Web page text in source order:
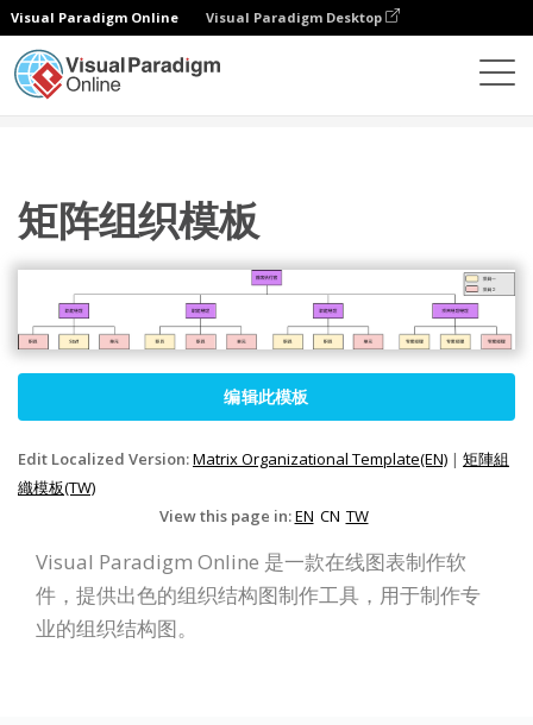
Visual Paradigm Online Visual Paradigm Desktop
矩阵组织模板
编辑此模板
Edit Localized Version:Matrix Organizational Template(EN) | 矩陣組
織模板(TW)
View this page in:EN CN TW
Visual Paradigm Online 是一款在线图表制作软
件，提供出色的组织结构图制作工具，用于制作专
业的组织结构图。